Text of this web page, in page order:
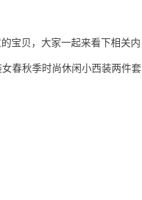
宝贝，大家一起来看下相关内
春秋季时尚休闲小西装两件套